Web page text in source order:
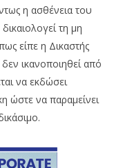
η ασθένεια του
τη μη
είπε η Δικαστής
ικανοποιηθεί από
να εκδώσει
ώστε να παραμείνει